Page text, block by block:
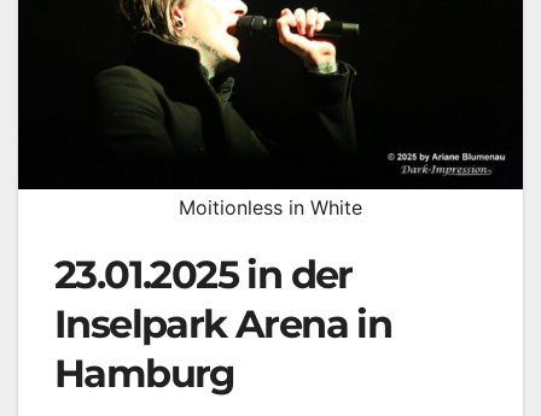
Moitionless in White
23.01.2025 in der
Inselpark Arena in
Hamburg